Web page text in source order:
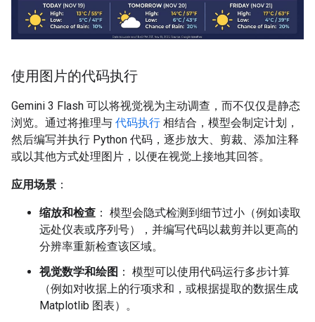
使用图片的代码执行
Gemini 3 Flash 可以将视觉视为主动调查，而不仅仅是静态
浏览。通过将推理与 代码执行 相结合，模型会制定计划，
然后编写并执行 Python 代码，逐步放大、剪裁、添加注释
或以其他方式处理图片，以便在视觉上接地其回答。
应用场景 ：
缩放和检查 ： 模型会隐式检测到细节过小（例如读取
远处仪表或序列号），并编写代码以裁剪并以更高的
分辨率重新检查该区域。
视觉数学和绘图 ： 模型可以使用代码运行多步计算
（例如对收据上的行项求和，或根据提取的数据生成
Matplotlib 图表）。